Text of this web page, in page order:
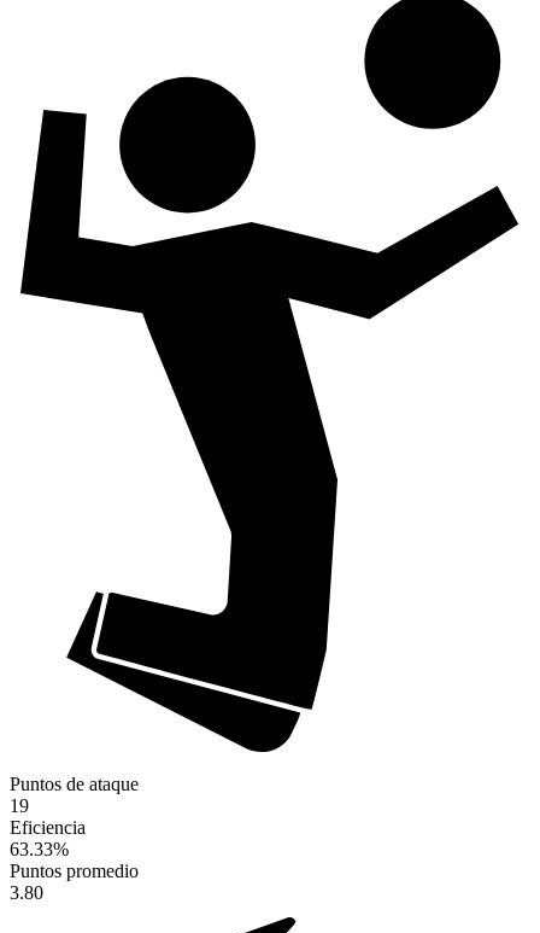
Puntos de ataque
19
Eficiencia
63.33%
Puntos promedio
3.80